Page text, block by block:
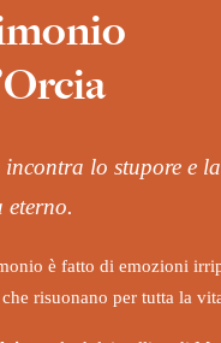
lo stupore e
eterno.
è fatto di emozioni
risuonano per tutta la